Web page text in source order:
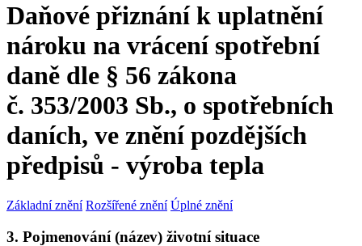
Daňové přiznání k uplatnění
nároku na vrácení spotřební
daně dle § 56 zákona
č. 353/2003 Sb., o spotřebních
daních, ve znění pozdějších
předpisů - výroba tepla
Základní znění Rozšířené znění Úplné znění
3. Pojmenování (název) životní situace